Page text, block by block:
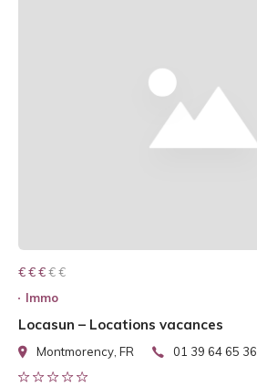
€ € € € €
€ € €
Immo
Locasun – Locations vacances
Montmorency, FR 01 39 64 65 36